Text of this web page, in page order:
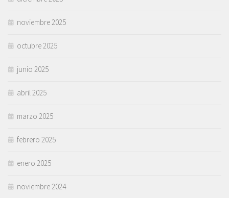
noviembre 2025
octubre 2025
junio 2025
abril 2025
marzo 2025
febrero 2025
enero 2025
noviembre 2024